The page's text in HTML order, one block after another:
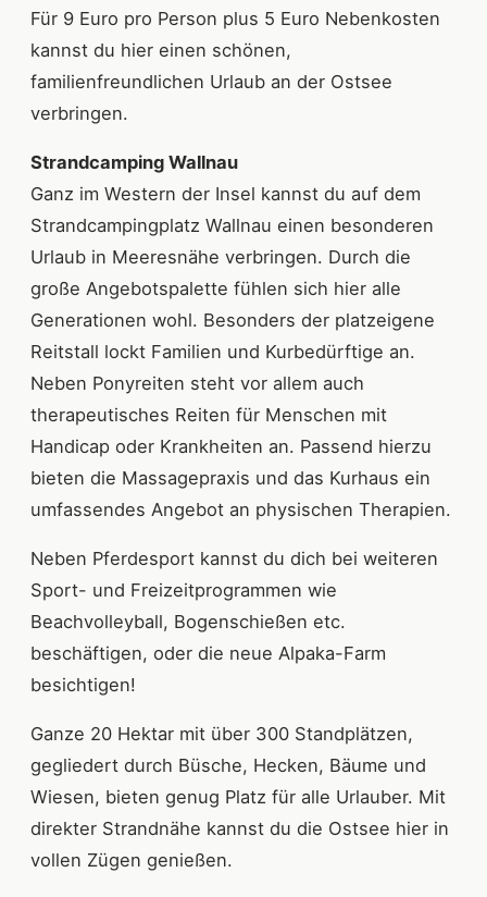
Für 9 Euro pro Person plus 5 Euro Nebenkosten
kannst du hier einen schönen,
familienfreundlichen Urlaub an der Ostsee
verbringen.
Strandcamping Wallnau
Ganz im Western der Insel kannst du auf dem
Strandcampingplatz Wallnau einen besonderen
Urlaub in Meeresnähe verbringen. Durch die
große Angebotspalette fühlen sich hier alle
Generationen wohl. Besonders der platzeigene
Reitstall lockt Familien und Kurbedürftige an.
Neben Ponyreiten steht vor allem auch
therapeutisches Reiten für Menschen mit
Handicap oder Krankheiten an. Passend hierzu
bieten die Massagepraxis und das Kurhaus ein
umfassendes Angebot an physischen Therapien.
Neben Pferdesport kannst du dich bei weiteren
Sport- und Freizeitprogrammen wie
Beachvolleyball, Bogenschießen etc.
beschäftigen, oder die neue Alpaka-Farm
besichtigen!
Ganze 20 Hektar mit über 300 Standplätzen,
gegliedert durch Büsche, Hecken, Bäume und
Wiesen, bieten genug Platz für alle Urlauber. Mit
direkter Strandnähe kannst du die Ostsee hier in
vollen Zügen genießen.